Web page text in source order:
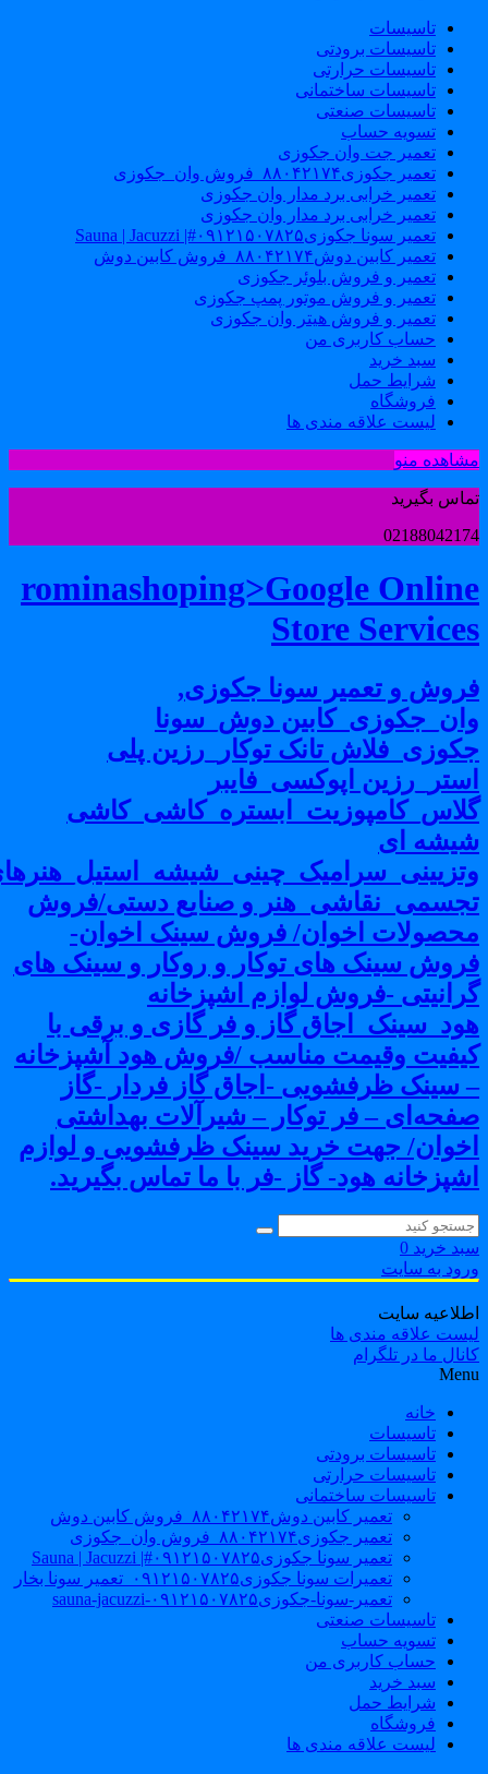
تاسیسات
تاسیسات برودتی
تاسیسات حرارتی
تاسیسات ساختمانی
تاسیسات صنعتی
تسویه حساب
تعمیر جت وان جکوزی
تعمیر جکوزی۸۸۰۴۲۱۷۴_فروش وان_جکوزی
تعمیر خرابی برد مدار وان جکوزی
تعمیر خرابی برد مدار وان جکوزی
تعمیر سونا جکوزی۰۹۱۲۱۵۰۷۸۲۵#| Sauna | Jacuzzi
تعمیر کابین دوش۸۸۰۴۲۱۷۴_فروش کابین دوش
تعمیر و فروش بلوئر جکوزی
تعمیر و فروش موتور پمپ جکوزی
تعمیر و فروش هیتر وان جکوزی
حساب کاربری من
سبد خرید
شرایط حمل
فروشگاه
لیست علاقه مندی ها
منو
بگیرید
rominashoping>Google
Store
و تعمیر سونا جکوزی,
دوش_سونا
تانک توکار_رزین پلی
اپوکسی_فایبر
ای
و صنایع دستی/فروش
اخوان/ فروش سینک اخوان-
سینک های توکار و روکار و سینک های
-فروش لوازم اشپزخانه
گاز و فر گازی و برقی با
وقیمت مناسب /فروش هود آشپزخانه
سینک ظرفشویی -اجاق گاز فردار -گاز
– فر توکار – شیرآلات بهداشتی
جهت خرید سینک ظرفشویی و لوازم
هود- گاز -فر با ما تماس بگیرید.
خرید 0
به سایت
سایت
علاقه مندی ها
ما در تلگرام
خانه
تاسیسات
تاسیسات برودتی
تاسیسات حرارتی
تاسیسات ساختمانی
تعمیر کابین دوش۸۸۰۴۲۱۷۴_فروش کابین دوش
تعمیر جکوزی۸۸۰۴۲۱۷۴_فروش وان_جکوزی
تعمیر سونا جکوزی۰۹۱۲۱۵۰۷۸۲۵#| Sauna | Jacuzzi
تعمیرات سونا جکوزی۰۹۱۲۱۵۰۷۸۲۵_تعمیر سونا بخار
تعمیر-سونا-جکوزی۰۹۱۲۱۵۰۷۸۲۵-sauna-jacuzzi
تاسیسات صنعتی
تسویه حساب
حساب کاربری من
سبد خرید
شرایط حمل
فروشگاه
لیست علاقه مندی ها